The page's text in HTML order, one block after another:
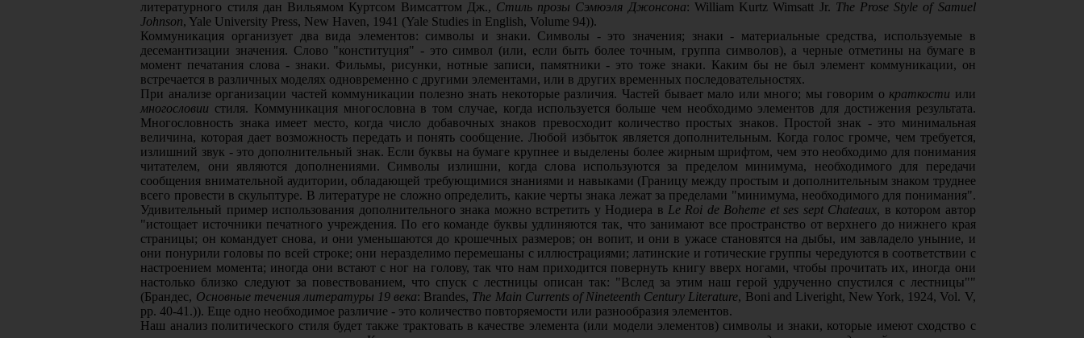
литературного стиля дан Вильямом Куртсом Вимсаттом Дж., Стиль прозы Сэмюэля Джонсона: William Kurtz Wimsatt Jr. The Prose Style of Samuel
Johnson, Yale University Press, New Haven, 1941 (Yale Studies in English, Volume 94)).
Коммуникация организует два вида элементов: символы и знаки. Символы - это значения; знаки - материальные средства, используемые в
десемантизации значения. Слово "конституция" - это символ (или, если быть более точным, группа символов), а черные отметины на бумаге в
момент печатания слова - знаки. Фильмы, рисунки, нотные записи, памятники - это тоже знаки. Каким бы не был элемент коммуникации, он
встречается в различных моделях одновременно с другими элементами, или в других временных последовательностях.
При анализе организации частей коммуникации полезно знать некоторые различия. Частей бывает мало или много; мы говорим о краткости или
многословии стиля. Коммуникация многословна в том случае, когда используется больше чем необходимо элементов для достижения результата.
Многословность знака имеет место, когда число добавочных знаков превосходит количество простых знаков. Простой знак - это минимальная
величина, которая дает возможность передать и понять сообщение. Любой избыток является дополнительным. Когда голос громче, чем требуется,
излишний звук - это дополнительный знак. Если буквы на бумаге крупнее и выделены более жирным шрифтом, чем это необходимо для понимания
читателем, они являются дополнениями. Символы излишни, когда слова используются за пределом минимума, необходимого для передачи
сообщения внимательной аудитории, обладающей требующимися знаниями и навыками (Границу между простым и дополнительным знаком труднее
всего провести в скульптуре. В литературе не сложно определить, какие черты знака лежат за пределами "минимума, необходимого для понимания".
Удивительный пример использования дополнительного знака можно встретить у Нодиера в Le Roi de Boheme et ses sept Chateaux, в котором автор
"истощает источники печатного учреждения. По его команде буквы удлиняются так, что занимают все пространство от верхнего до нижнего края
страницы; он командует снова, и они уменьшаются до крошечных размеров; он вопит, и они в ужасе становятся на дыбы, им завладело уныние, и
они понурили головы по всей строке; они неразделимо перемешаны с иллюстрациями; латинские и готические группы чередуются в соответствии с
настроением момента; иногда они встают с ног на голову, так что нам приходится повернуть книгу вверх ногами, чтобы прочитать их, иногда они
настолько близко следуют за повествованием, что спуск с лестницы описан так: "Вслед за этим наш герой удрученно спустился с лестницы""
(Брандес, Основные течения литературы 19 века: Brandes, The Main Currents of Nineteenth Century Literature, Boni and Liveright, New York, 1924, Vol. V,
pp. 40-41.)). Еще одно необходимое различие - это количество повторяемости или разнообразия элементов.
Наш анализ политического стиля будет также трактовать в качестве элемента (или модели элементов) символы и знаки, которые имеют сходство с